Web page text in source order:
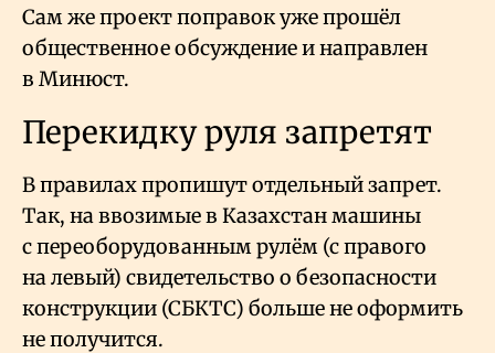
Сам же проект поправок уже прошёл
общественное обсуждение и направлен
в Минюст.
Перекидку руля запретят
В правилах пропишут отдельный запрет.
Так, на ввозимые в Казахстан машины
с переоборудованным рулём (с правого
на левый) свидетельство о безопасности
конструкции (СБКТС) больше не оформить
не получится.